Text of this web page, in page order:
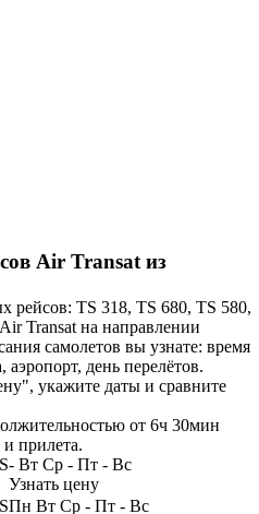
Air Transat из
рейсов: TS 318, TS 680, TS 580,
Transat на направлении
самолетов вы узнате: время
день перелётов.
укажите даты и сравните
от 6ч 30мин
прилета.
- Вт Ср - Пт - Вс
Узнать цену
Пн Вт Ср - Пт - Вс